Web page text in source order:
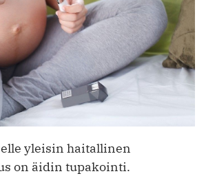
yleisin haitallinen
on äidin tupakointi.